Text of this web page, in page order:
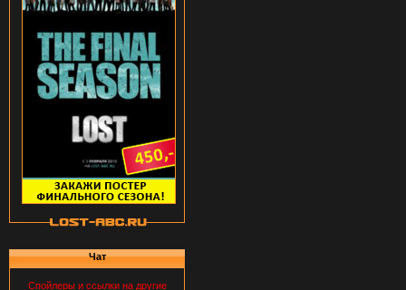
Чат
Спойлеры и ссылки на другие